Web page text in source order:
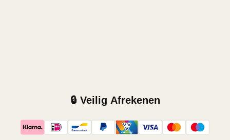
🔒 Veilig Afrekenen